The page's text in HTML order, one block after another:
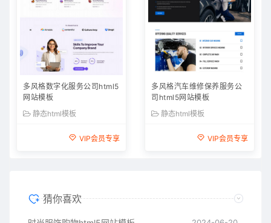
多风格数字化服务公司html5
网站模板
静态html模板
VIP会员专享
多风格汽车维修保养服务公
司html5网站模板
静态html模板
VIP会员专享
猜你喜欢